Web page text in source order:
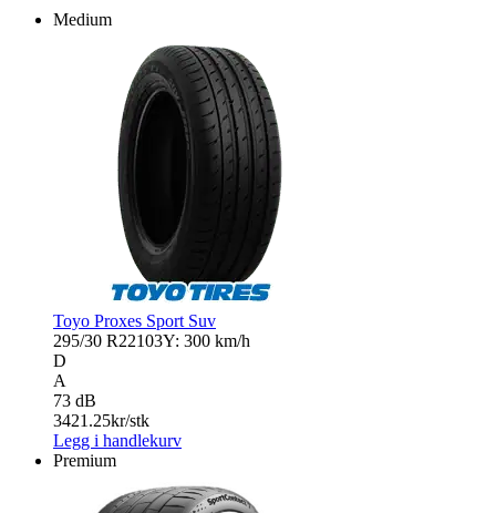
Medium
Toyo Proxes Sport Suv
295/30 R22103Y: 300 km/h
D
A
73 dB
3421.25kr/stk
Legg i handlekurv
Premium